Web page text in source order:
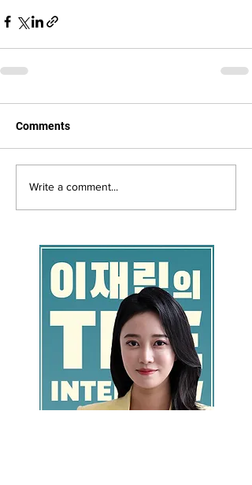
Comments
Write a comment...